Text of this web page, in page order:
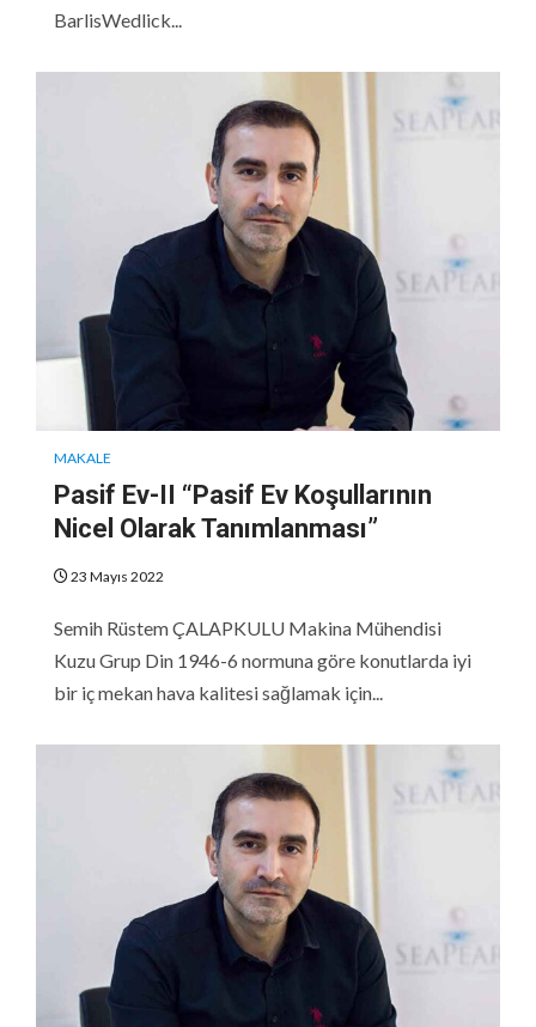
BarlisWedlick...
MAKALE
Pasif Ev-II “Pasif Ev Koşullarının
Nicel Olarak Tanımlanması”
23 Mayıs 2022
Semih Rüstem ÇALAPKULU Makina Mühendisi
Kuzu Grup Din 1946-6 normuna göre konutlarda iyi
bir iç mekan hava kalitesi sağlamak için...